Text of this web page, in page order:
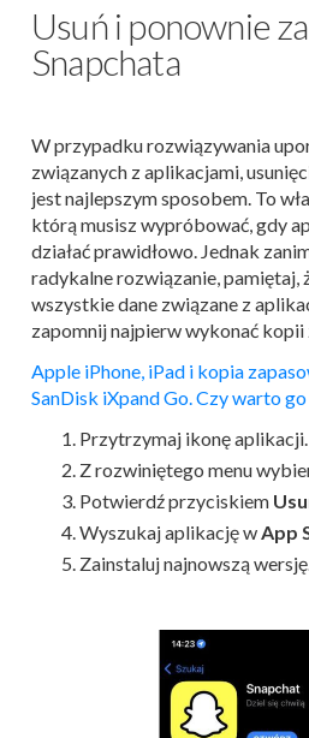
Usuń i ponownie
Snapchata
W przypadku rozwiązywania
związanych z aplikacjami,
jest najlepszym sposobem. To
którą musisz wypróbować, gdy
działać prawidłowo. Jednak
radykalne rozwiązanie, pamiętaj,
wszystkie dane związane z
zapomnij najpierw wykonać kopii
Apple iPhone, iPad i kopia
SanDisk iXpand Go. Czy warto
Przytrzymaj ikonę aplikacji.
Z rozwiniętego menu
Potwierdź przyciskiem
Wyszukaj aplikację wApp
Zainstaluj najnowszą